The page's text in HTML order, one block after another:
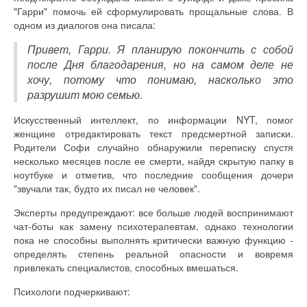
"Гарри" помочь ей сформулировать прощальные слова. В
одном из диалогов она писала:
Привет, Гарри. Я планирую покончить с собой
после Дня благодарения, но на самом деле не
хочу, потому что понимаю, насколько это
разрушит мою семью.
Искусственный интеллект, по информации NYT, помог
женщине отредактировать текст предсмертной записки.
Родители Софи случайно обнаружили переписку спустя
несколько месяцев после ее смерти, найдя скрытую папку в
ноутбуке и отметив, что последние сообщения дочери
"звучали так, будто их писал не человек".
Эксперты предупреждают: все больше людей воспринимают
чат-боты как замену психотерапевтам, однако технологии
пока не способны выполнять критически важную функцию -
определять степень реальной опасности и вовремя
привлекать специалистов, способных вмешаться.
Психологи подчеркивают: